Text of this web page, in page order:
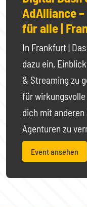
AdAlliance
für alle |
In Frankfurt |
dazu ein,
& Streaming zu
für
dich mit
Agenturen zu
Event ansehen